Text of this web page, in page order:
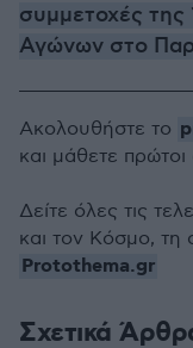
συμμετοχές
Αγώνων στο
Σχετικά
Ακολουθήστε το
και μάθετε πρώτοι
Δείτε όλες τις
και τον Κόσμο, τη
Protothema.gr